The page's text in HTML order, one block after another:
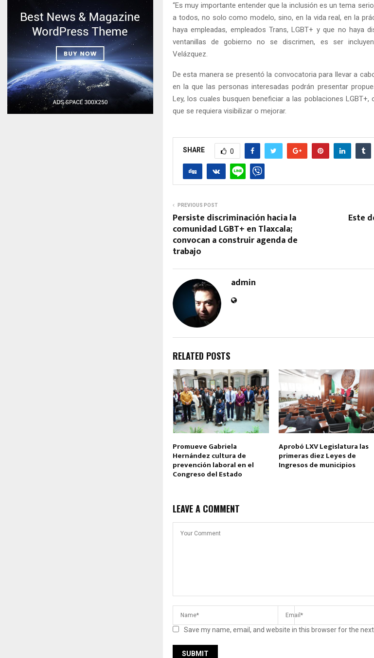
“Es muy importante entender que la inclusión es un tema
a todos, no solo como modelo, sino, en la vida real, en la
haya empleadas, empleados Trans, LGBT+ y que no haya
ventanillas de gobierno no se discrimen, es ser
Velázquez.
De esta manera se presentó la convocatoria para llevar a
en la que las personas interesadas podrán presentar
Ley, los cuales busquen beneficiar a las poblaciones
que se requiera visibilizar o mejorar.
SHARE 0
PREVIOUS POST
Persiste discriminación hacia la
comunidad LGBT+ en Tlaxcala;
convocan a construir agenda de
trabajo
Este
admin
RELATED POSTS
Promueve Gabriela
Hernández cultura de
prevención laboral en el
Congreso del Estado
Aprobó LXV Legislatura las
primeras diez Leyes de
Ingresos de municipios
LEAVE A COMMENT
Save my name, email, and website in this browser for the